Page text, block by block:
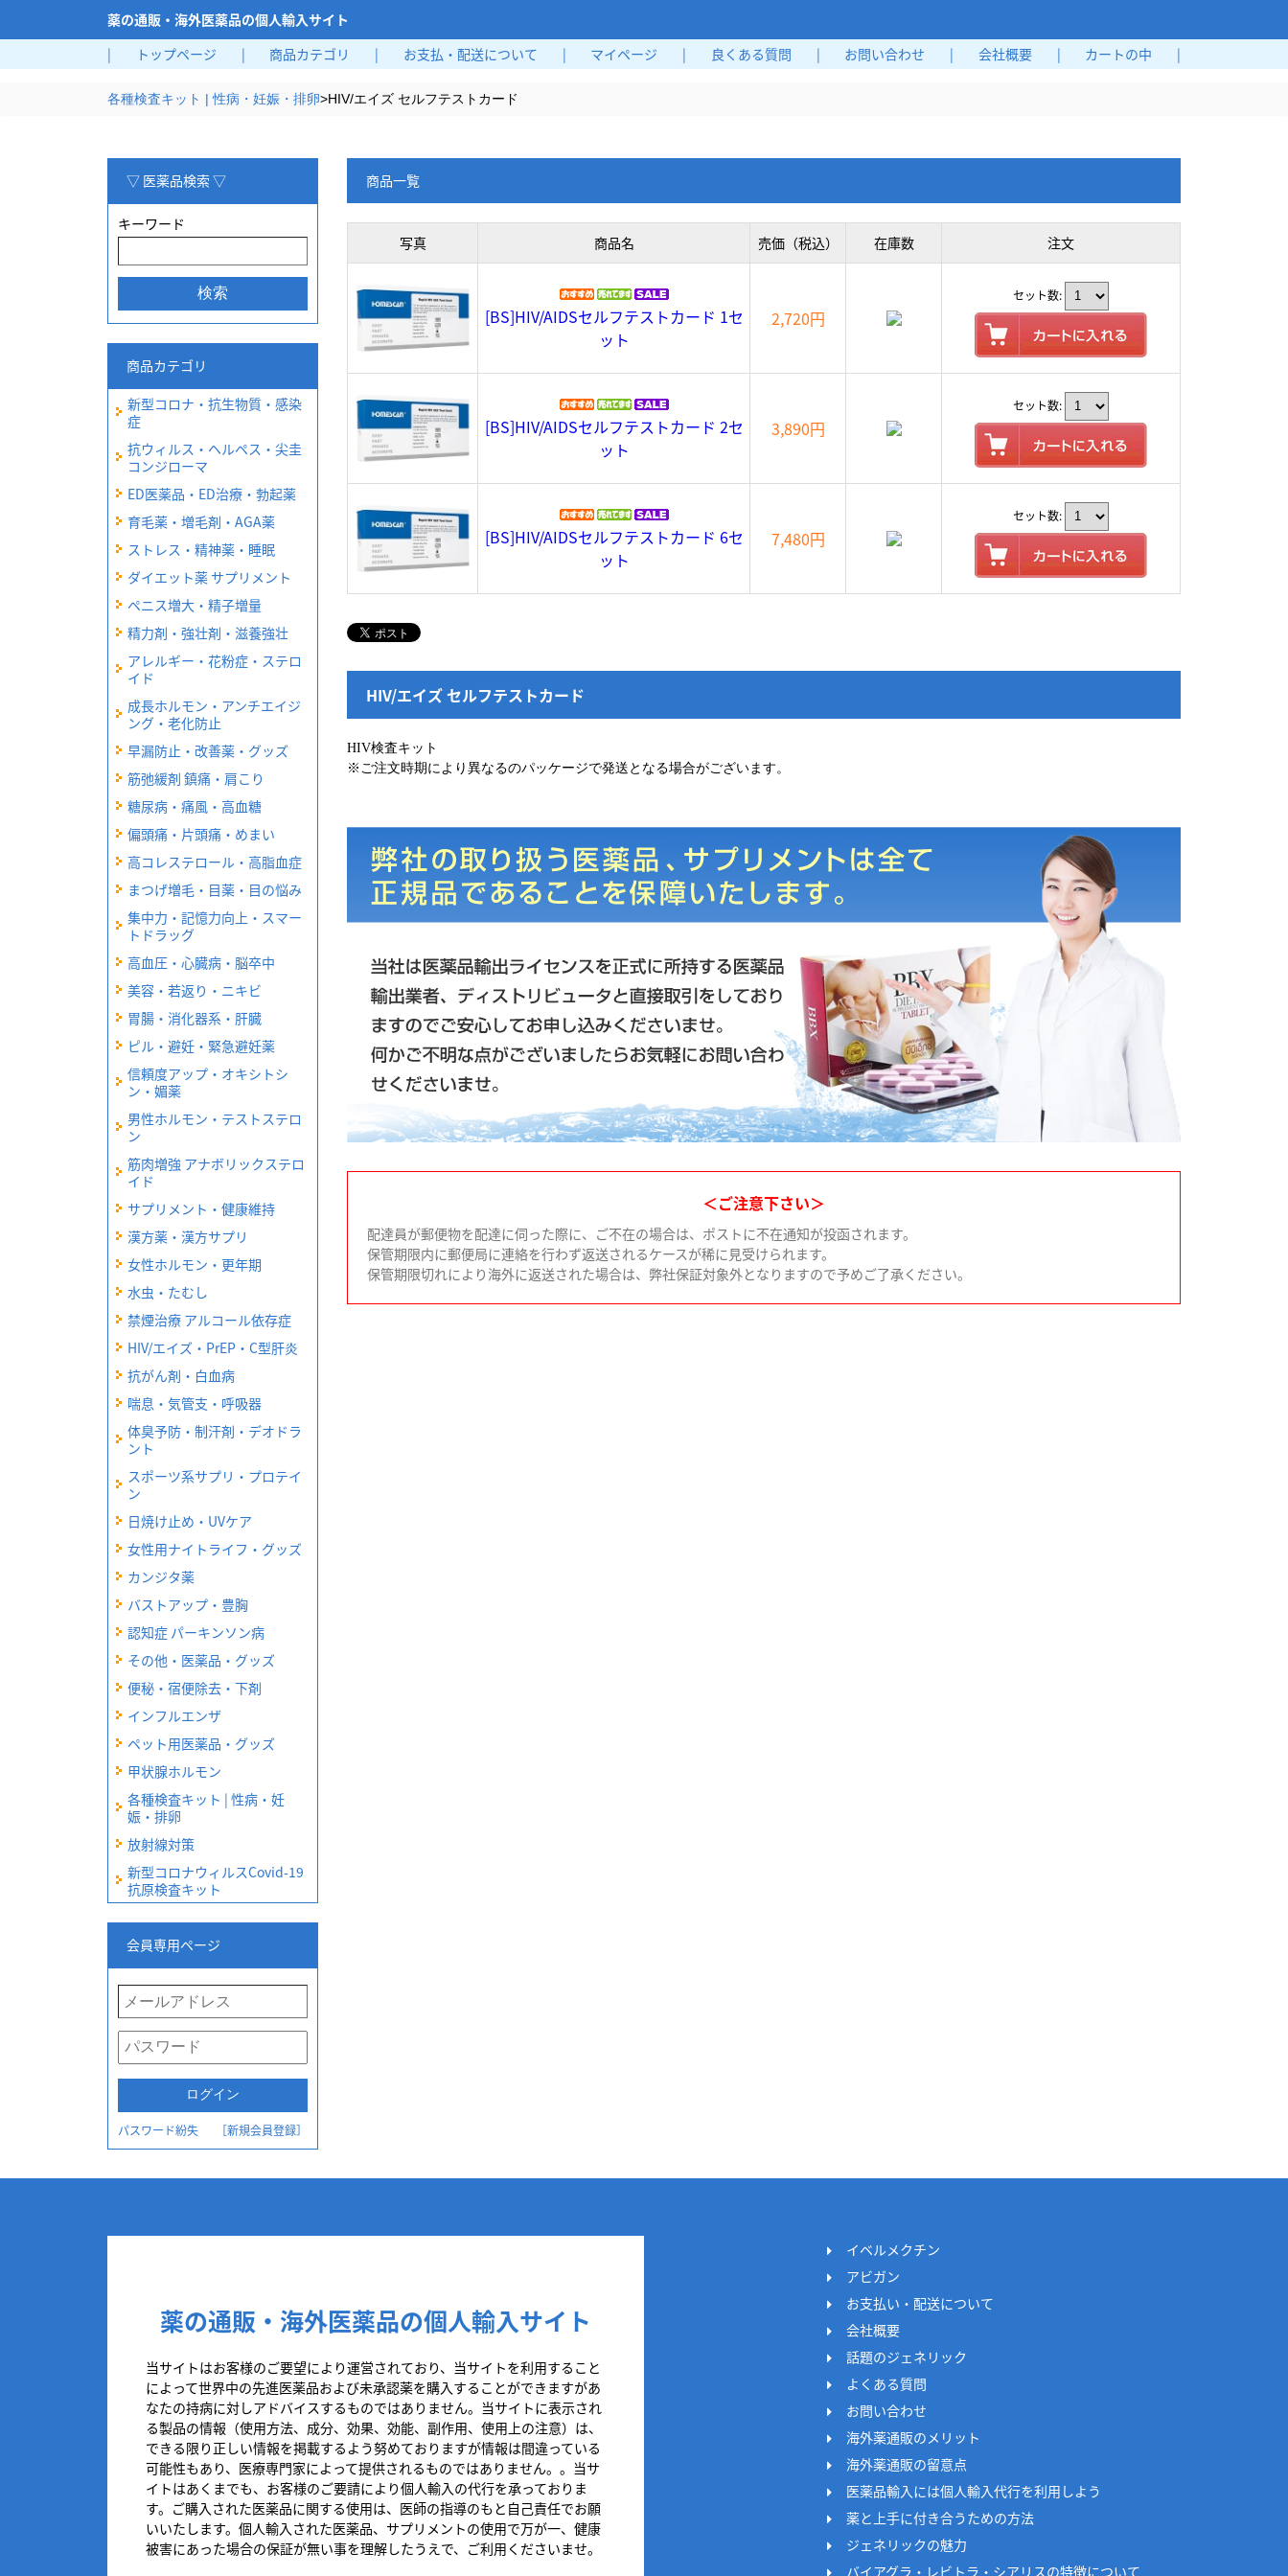
薬の通販・海外医薬品の個人輸入サイト
|
トップページ | 商品カテゴリ | お支払・配送について | マイページ | 良くある質問 | お問い合わせ | 会社概要 | カートの中 |
各種検査キット | 性病・妊娠・排卵>HIV/エイズ セルフテストカード
▽ 医薬品検索 ▽
キーワード
商品カテゴリ
新型コロナ・抗生物質・感染
症
抗ウィルス・ヘルペス・尖圭
コンジローマ
ED医薬品・ED治療・勃起薬
育毛薬・増毛剤・AGA薬
ストレス・精神薬・睡眠
ダイエット薬 サプリメント
ペニス増大・精子増量
精力剤・強壮剤・滋養強壮
アレルギー・花粉症・ステロ
イド
成長ホルモン・アンチエイジ
ング・老化防止
早漏防止・改善薬・グッズ
筋弛緩剤 鎮痛・肩こり
糖尿病・痛風・高血糖
偏頭痛・片頭痛・めまい
高コレステロール・高脂血症
まつげ増毛・目薬・目の悩み
集中力・記憶力向上・スマー
トドラッグ
高血圧・心臓病・脳卒中
美容・若返り・ニキビ
胃腸・消化器系・肝臓
ピル・避妊・緊急避妊薬
信頼度アップ・オキシトシ
ン・媚薬
男性ホルモン・テストステロ
ン
筋肉増強 アナボリックステロ
イド
サプリメント・健康維持
漢方薬・漢方サプリ
女性ホルモン・更年期
水虫・たむし
禁煙治療 アルコール依存症
HIV/エイズ・PrEP・C型肝炎
抗がん剤・白血病
喘息・気管支・呼吸器
体臭予防・制汗剤・デオドラ
ント
スポーツ系サプリ・プロテイ
ン
日焼け止め・UVケア
女性用ナイトライフ・グッズ
カンジタ薬
バストアップ・豊胸
認知症 パーキンソン病
その他・医薬品・グッズ
便秘・宿便除去・下剤
インフルエンザ
ペット用医薬品・グッズ
甲状腺ホルモン
各種検査キット | 性病・妊
娠・排卵
放射線対策
新型コロナウィルスCovid-19
抗原検査キット
会員専用ページ
パスワード紛失 ［新規会員登録］
商品一覧
写真 商品名 売価（税込） 在庫数 注文
[BS]HIV/AIDSセルフテストカード 1セ
ット
2,720円
セット数:
[BS]HIV/AIDSセルフテストカード 2セ
ット
3,890円
セット数:
[BS]HIV/AIDSセルフテストカード 6セ
ット
7,480円
セット数:
HIV/エイズ セルフテストカード
HIV検査キット
※ご注文時期により異なるのパッケージで発送となる場合がございます。
＜ご注意下さい＞
配達員が郵便物を配達に伺った際に、ご不在の場合は、ポストに不在通知が投函されます。
保管期限内に郵便局に連絡を行わず返送されるケースが稀に見受けられます。
保管期限切れにより海外に返送された場合は、弊社保証対象外となりますので予めご了承ください。
薬の通販・海外医薬品の個人輸入サイト
当サイトはお客様のご要望により運営されており、当サイトを利用すること
によって世界中の先進医薬品および未承認薬を購入することができますがあ
なたの持病に対しアドバイスするものではありません。当サイトに表示され
る製品の情報（使用方法、成分、効果、効能、副作用、使用上の注意）は、
できる限り正しい情報を掲載するよう努めておりますが情報は間違っている
可能性もあり、医療専門家によって提供されるものではありません。。当サ
イトはあくまでも、お客様のご要請により個人輸入の代行を承っておりま
す。ご購入された医薬品に関する使用は、医師の指導のもと自己責任でお願
いいたします。個人輸入された医薬品、サプリメントの使用で万が一、健康
被害にあった場合の保証が無い事を理解したうえで、ご利用くださいませ。
イベルメクチン
アビガン
お支払い・配送について
会社概要
話題のジェネリック
よくある質問
お問い合わせ
海外薬通販のメリット
海外薬通販の留意点
医薬品輸入には個人輸入代行を利用しよう
薬と上手に付き合うための方法
ジェネリックの魅力
バイアグラ・レビトラ・シアリスの特徴について